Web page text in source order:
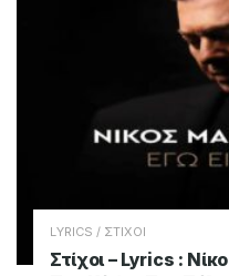
LYRICS / ΣΤΙΧΟΙ
Στίχοι – Lyrics :